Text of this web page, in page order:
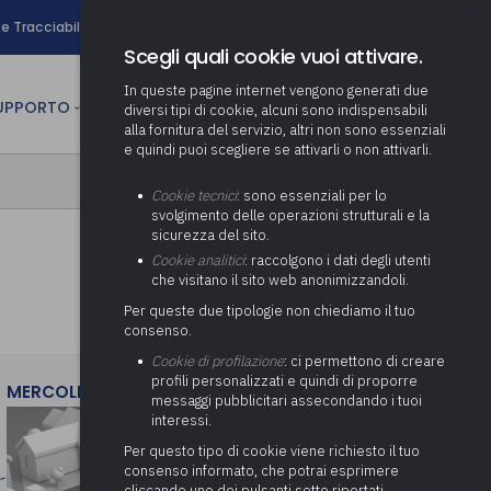
e Tracciabilità
Determinazione fondo risorse
decentrate
Pratiche previdenziali
ai comuni per l’attivazione di
(Partenariato Pubblico
Privato)
Società e organismi
adempimenti degli enti locali
Adeguamento del sistema di
gestione documentale alle
nuove linee guida sul
documento informatico
Protezione dei Dati (RPD,
altrimenti denominato Data
Protection Officer, DPO)
Supporto transizione al
digitale
Gestione IVA
Gestione IRAP
Consolidato
Relazione di fine e inizio
mandato
Supporto alla predisposizione
del Piano Economico-
Attività di supporto Gare
Energetiche (ex Legge 10/91)
Controllo Pratiche Sismiche
CULTURA person AREA RISERVATA
MERCOLEDì 29 LUGLIO 2026
Scegli quali cookie vuoi attivare.
In queste pagine internet vengono generati due
diversi tipi di cookie, alcuni sono indispensabili
alla fornitura del servizio, altri non sono essenziali
e quindi puoi scegliere se attivarli o non attivarli.
Cookie tecnici: sono essenziali per lo
svolgimento delle operazioni strutturali e la
sicurezza del sito.
Cookie analitici: raccolgono i dati degli utenti
che visitano il sito web anonimizzandoli.
Per queste due tipologie non chiediamo il tuo
consenso.
Cookie di profilazione: ci permettono di creare
profili personalizzati e quindi di proporre
messaggi pubblicitari assecondando i tuoi
interessi.
Per questo tipo di cookie viene richiesto il tuo
consenso informato, che potrai esprimere